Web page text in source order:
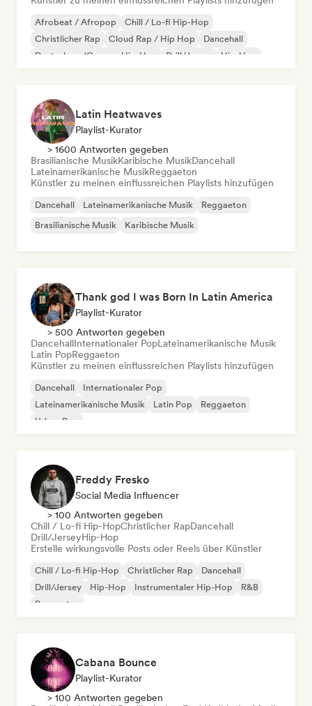
Afrobeat / Afropop
Chill / Lo-fi Hip-Hop
Christlicher Rap
Cloud Rap / Hip Hop
Dancehall
Deutschrap/German Hip-Hop
Drill/Jersey Hip-Hop
Latin Heatwaves
Playlist-Kurator
> 1600 Antworten gegeben
Brasilianische MusikKaribische MusikDancehall
Lateinamerikanische MusikReggaeton
Künstler zu meinen einflussreichen Playlists hinzufügen
Dancehall Lateinamerikanische Musik
Reggaeton
Brasilianische Musik
Karibische Musik
Thank god I was Born In Latin America
Playlist-Kurator
> 500 Antworten gegeben
DancehallInternationaler PopLateinamerikanische Musik
Latin PopReggaeton
Künstler zu meinen einflussreichen Playlists hinzufügen
Dancehall
Internationaler Pop
Lateinamerikanische Musik
Latin Pop
Reggaeton
Urban Pop
Freddy Fresko
Social Media Influencer
> 100 Antworten gegeben
Chill / Lo-fi Hip-HopChristlicher RapDancehall
Drill/JerseyHip-Hop
Erstelle wirkungsvolle Posts oder Reels über Künstler
Chill / Lo-fi Hip-Hop Christlicher Rap
Dancehall
Drill/Jersey
Hip-Hop Instrumentaler Hip-Hop
R&B
Reggaeton
Cabana Bounce
Playlist-Kurator
> 100 Antworten gegeben